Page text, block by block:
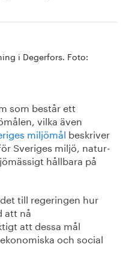
i Degerfors. Foto:
som består ett
vilka även
miljömål beskriver
Sveriges miljö, natur-
hållbara på
till regeringen hur
att nå
att dessa mål
och social